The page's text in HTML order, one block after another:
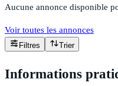
Aucune annonce disponible
Voir toutes les annonces
Filtres Trier
Informations